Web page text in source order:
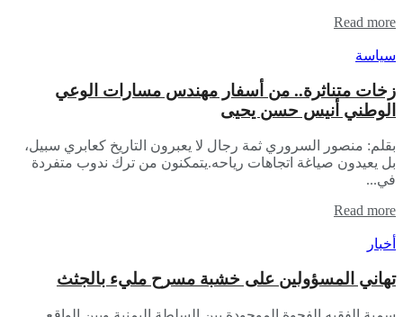
Read more
سياسة
زخات متناثرة.. من أسفار مهندس مسارات الوعي
الوطني أنيس حسن يحيى​
بقلم: منصور السروري ​ثمة رجال لا يعبرون التاريخ كعابري سبيل،
بل يعيدون صياغة اتجاهات رياحه.يتمكنون من ترك ندوب متفردة
في...
Read more
أخبار
تهاني المسؤولين على خشبة مسرح مليء بالجثث